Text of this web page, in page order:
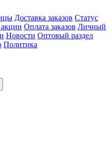
Доставка заказов Статус
Оплата заказов Личный
Новости Оптовый раздел
Политика